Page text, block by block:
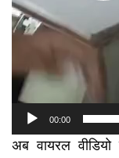
00:00
अब वायरल